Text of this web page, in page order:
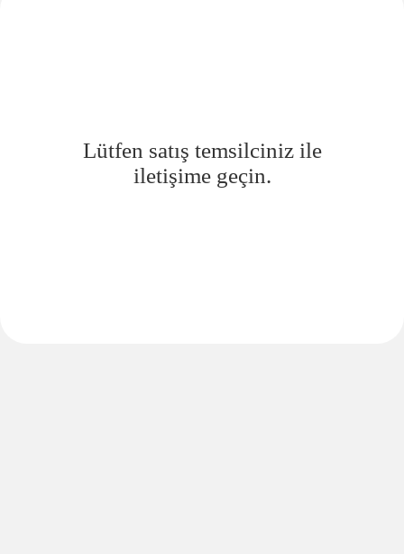
Lütfen satış temsilciniz ile
iletişime geçin.